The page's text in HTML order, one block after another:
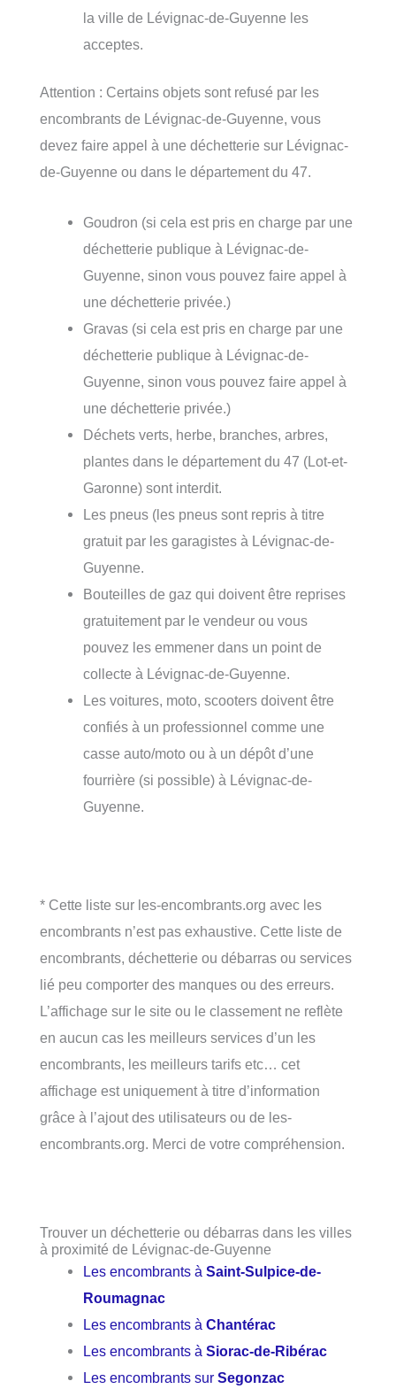
la ville de Lévignac-de-Guyenne les
acceptes.
Attention : Certains objets sont refusé par les
encombrants de Lévignac-de-Guyenne, vous
devez faire appel à une déchetterie sur Lévignac-
de-Guyenne ou dans le département du 47.
Goudron (si cela est pris en charge par une
déchetterie publique à Lévignac-de-
Guyenne, sinon vous pouvez faire appel à
une déchetterie privée.)
Gravas (si cela est pris en charge par une
déchetterie publique à Lévignac-de-
Guyenne, sinon vous pouvez faire appel à
une déchetterie privée.)
Déchets verts, herbe, branches, arbres,
plantes dans le département du 47 (Lot-et-
Garonne) sont interdit.
Les pneus (les pneus sont repris à titre
gratuit par les garagistes à Lévignac-de-
Guyenne.
Bouteilles de gaz qui doivent être reprises
gratuitement par le vendeur ou vous
pouvez les emmener dans un point de
collecte à Lévignac-de-Guyenne.
Les voitures, moto, scooters doivent être
confiés à un professionnel comme une
casse auto/moto ou à un dépôt d’une
fourrière (si possible) à Lévignac-de-
Guyenne.
* Cette liste sur les-encombrants.org avec les
encombrants n’est pas exhaustive. Cette liste de
encombrants, déchetterie ou débarras ou services
lié peu comporter des manques ou des erreurs.
L’affichage sur le site ou le classement ne reflète
en aucun cas les meilleurs services d’un les
encombrants, les meilleurs tarifs etc… cet
affichage est uniquement à titre d’information
grâce à l’ajout des utilisateurs ou de les-
encombrants.org. Merci de votre compréhension.
Trouver un déchetterie ou débarras dans les villes
à proximité de Lévignac-de-Guyenne
Les encombrants àSaint-Sulpice-de-
Roumagnac
Les encombrants àChantérac
Les encombrants àSiorac-de-Ribérac
Les encombrants surSegonzac